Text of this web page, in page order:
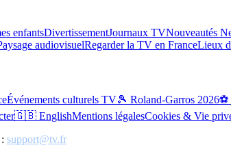
enfantsDivertissementJournaux TVNouveautés
audiovisuelRegarder la TV en FranceLieux
Événements culturels TV🎾 Roland-Garros 2026
🇬🇧 EnglishMentions légalesCookies & Vie
support@tv.fr